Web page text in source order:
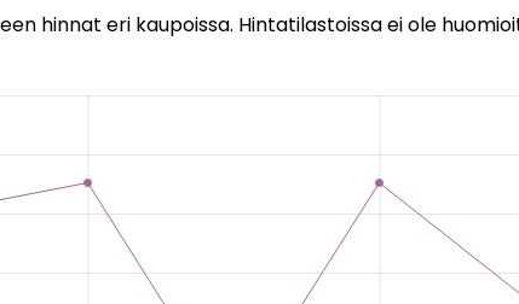
hinnat eri kaupoissa. Hintatilastoissa ei ole